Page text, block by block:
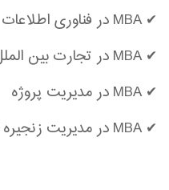
✔ MBA در فناوری اطلاعات
✔ MBA در تجارت بین الملل
✔ MBA در مدیریت پروژه
✔ MBA در مدیریت زنجیره تامین